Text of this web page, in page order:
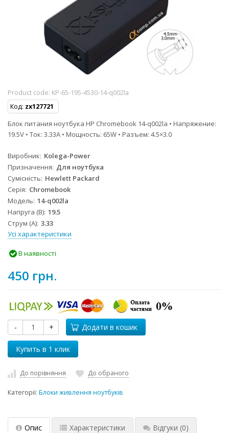
Product code: KP-65-195-4530-14-q002la
Код: zx127721
Блок питания ноутбука HP Chromebook 14-q002la • Напряжение:
19.5V • Ток: 3.33A • Мощность: 65W • Разъем: 4.5×3.0
Виробник Kolega-Power
Призначення Для ноутбука
Сумісність Hewlett Packard
Серія Chromebook
Модель 14-q002la
Напруга (В) 19.5
Струм (А) 3.33
Усі характеристики
В наявності
450 грн.
- + Додати в кошик
До порівняння До обраного
Категорії: Блоки живлення ноутбуків
Опис Характеристики Відгуки (0)